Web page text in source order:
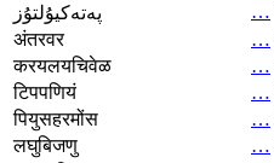
پەتەكيۇلتۇز
…
अंतरवर
…
करयलयचिवेळ
…
टिपपणियं
…
पियुसहरमोंस
…
लघुबिजणु
…